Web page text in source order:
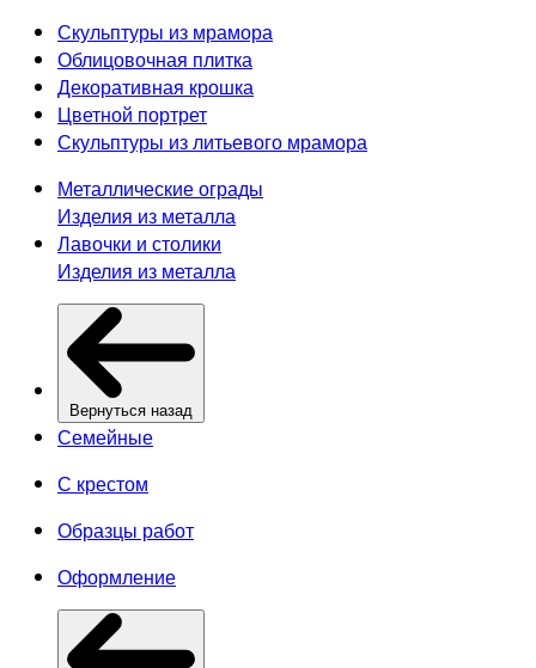
Скульптуры из мрамора
Облицовочная плитка
Декоративная крошка
Цветной портрет
Скульптуры из литьевого мрамора
Металлические ограды
Изделия из металла
Лавочки и столики
Изделия из металла
Вернуться назад
Семейные
С крестом
Образцы работ
Оформление